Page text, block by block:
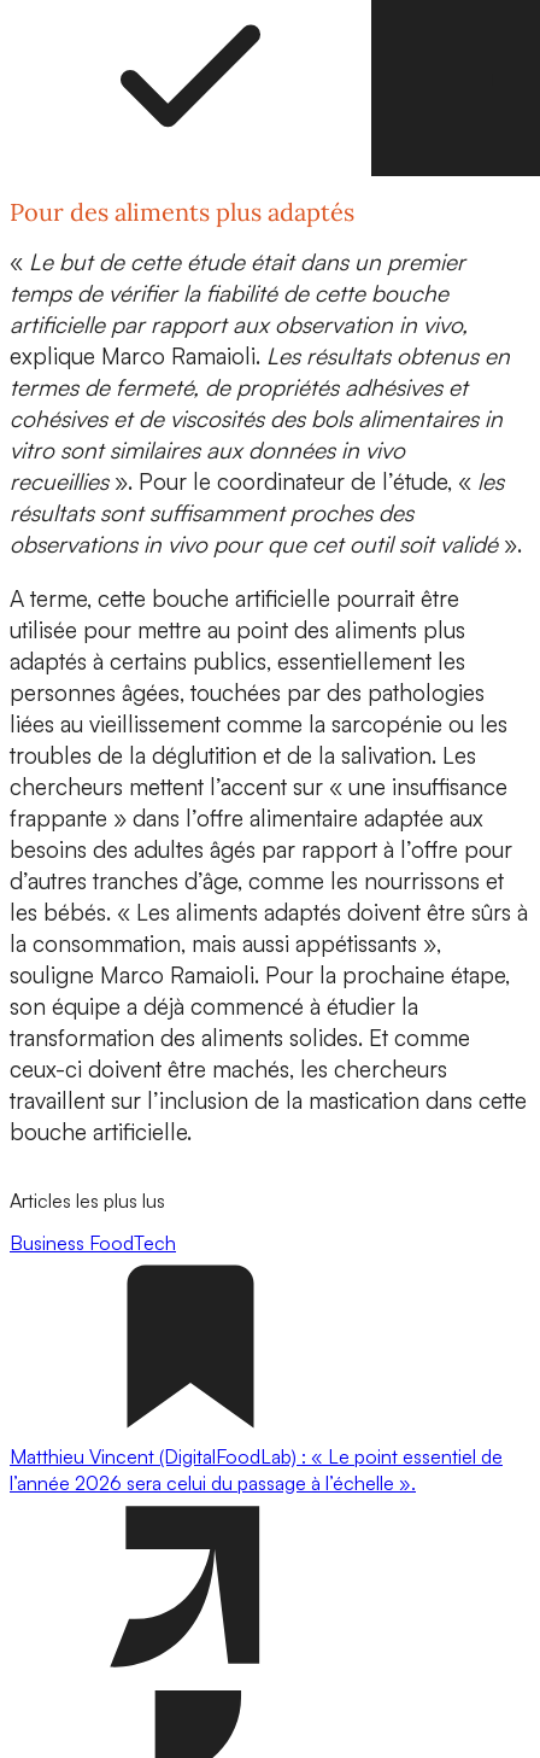
Pour des aliments plus adaptés
« Le but de cette étude était dans un premier
temps de vérifier la fiabilité de cette bouche
artificielle par rapport aux observation in vivo,
explique Marco Ramaioli. Les résultats obtenus en
termes de fermeté, de propriétés adhésives et
cohésives et de viscosités des bols alimentaires in
vitro sont similaires aux données in vivo
recueillies ». Pour le coordinateur de l’étude, « les
résultats sont suffisamment proches des
observations in vivo pour que cet outil soit validé».
A terme, cette bouche artificielle pourrait être
utilisée pour mettre au point des aliments plus
adaptés à certains publics, essentiellement les
personnes âgées, touchées par des pathologies
liées au vieillissement comme la sarcopénie ou les
troubles de la déglutition et de la salivation. Les
chercheurs mettent l’accent sur « une insuffisance
frappante » dans l’offre alimentaire adaptée aux
besoins des adultes âgés par rapport à l’offre pour
d’autres tranches d’âge, comme les nourrissons et
les bébés. « Les aliments adaptés doivent être sûrs à
la consommation, mais aussi appétissants »,
souligne Marco Ramaioli. Pour la prochaine étape,
son équipe a déjà commencé à étudier la
transformation des aliments solides. Et comme
ceux-ci doivent être machés, les chercheurs
travaillent sur l’inclusion de la mastication dans cette
bouche artificielle.
Articles les plus lus
Business FoodTech
Matthieu Vincent (DigitalFoodLab) : « Le point essentiel de
l’année 2026 sera celui du passage à l’échelle ».